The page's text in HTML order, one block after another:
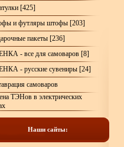
[425]
и футляры штофы [203]
пакеты [236]
- все для самоваров [8]
- русские сувениры [24]
самоваров
ТЭНов в электрических
Наши сайты: